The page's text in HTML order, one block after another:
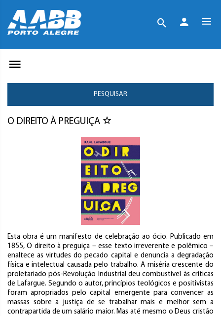
PESQUISAR
O DIREITO À PREGUIÇA
Esta obra é um manifesto de celebração ao ócio. Publicado em
1855, O direito à preguiça – esse texto irreverente e polêmico –
enaltece as virtudes do pecado capital e denuncia a degradação
física e intelectual causada pelo trabalho. A miséria crescente do
proletariado pós-Revolução Industrial deu combustível às críticas
de Lafargue. Segundo o autor, princípios teológicos e positivistas
foram apropriados pelo capital emergente para convencer as
massas sobre a justiça de se trabalhar mais e melhor sem a
contrapartida de um salário maior. Mas até mesmo o Deus cristão